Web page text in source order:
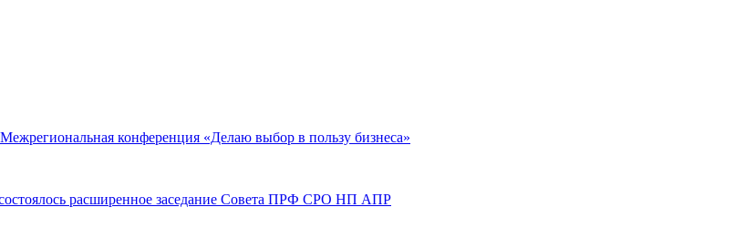
конференция «Делаю выбор в пользу бизнеса»
расширенное заседание Совета ПРФ СРО НП АПР